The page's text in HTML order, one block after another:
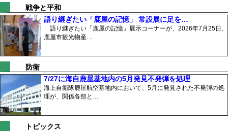
戦争と平和
語り継ぎたい「鹿屋の記憶」 常設展に足を…
語り継ぎたい「鹿屋の記憶」展示コーナーが、2026年7月25日、
鹿屋市観光物産…
防衛
7/27に海自鹿屋基地内の5月発見不発弾を処理
海上自衛隊鹿屋航空基地内において、5月に発見された不発弾の処
理が、関係各部と…
トピックス